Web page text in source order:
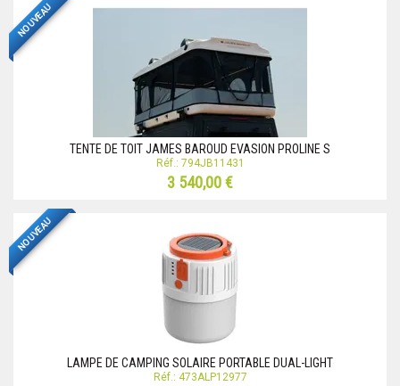
NOUVEAU
TENTE DE TOIT JAMES BAROUD EVASION PROLINE S
Réf.: 794JB11431
3 540,00 €
NOUVEAU
LAMPE DE CAMPING SOLAIRE PORTABLE DUAL-LIGHT
Réf.: 473ALP12977